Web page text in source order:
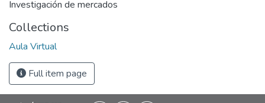
Investigación de mercados
Collections
Aula Virtual
Full item page